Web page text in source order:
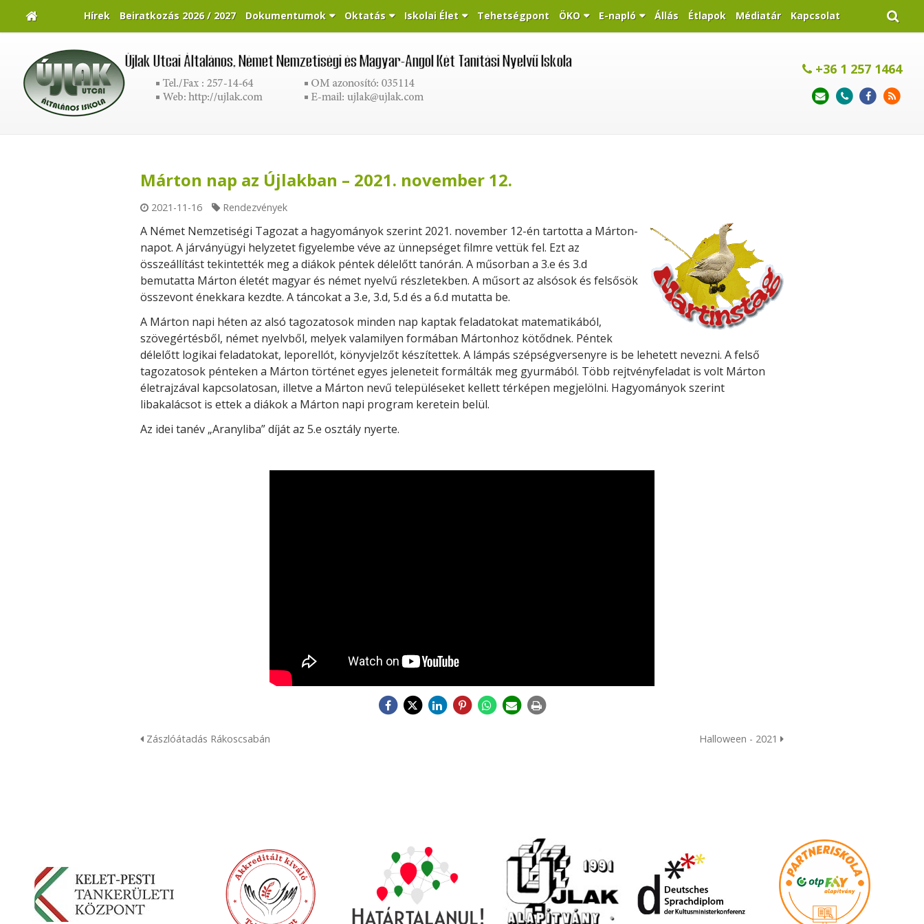
Hírek Beiratkozás 2026 / 2027 Dokumentumok Oktatás Iskolai Élet Tehetségpont ÖKO E-napló Állás Étlapok Médiatár Kapcsolat
+36 1 257 1464
Márton nap az Újlakban – 2021. november 12.
2021-11-16 Rendezvények
A Német Nemzetiségi Tagozat a hagyományok szerint 2021. november 12-én tartotta a Márton-
napot. A járványügyi helyzetet figyelembe véve az ünnepséget filmre vettük fel. Ezt az
összeállítást tekintették meg a diákok péntek délelőtt tanórán. A műsorban a 3.e és 3.d
bemutatta Márton életét magyar és német nyelvű részletekben. A műsort az alsósok és felsősök
összevont énekkara kezdte. A táncokat a 3.e, 3.d, 5.d és a 6.d mutatta be.
A Márton napi héten az alsó tagozatosok minden nap kaptak feladatokat matematikából,
szövegértésből, német nyelvből, melyek valamilyen formában Mártonhoz kötődnek. Péntek
délelőtt logikai feladatokat, leporellót, könyvjelzőt készítettek. A lámpás szépségversenyre is be lehetett nevezni. A felső
tagozatosok pénteken a Márton történet egyes jeleneteit formálták meg gyurmából. Több rejtvényfeladat is volt Márton
életrajzával kapcsolatosan, illetve a Márton nevű településeket kellett térképen megjelölni. Hagyományok szerint
libakalácsot is ettek a diákok a Márton napi program keretein belül.
Az idei tanév „Aranyliba” díját az 5.e osztály nyerte.
Zászlóátadás Rákoscsabán Halloween - 2021